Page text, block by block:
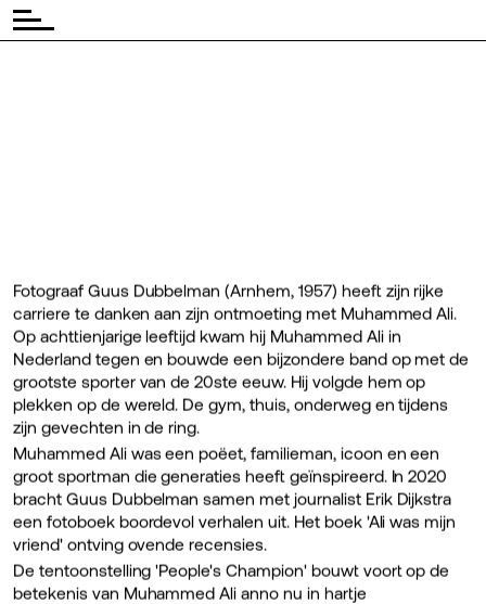
Fotograaf Guus Dubbelman (Arnhem, 1957) heeft zijn rijke
carriere te danken aan zijn ontmoeting met Muhammed Ali.
Op achttienjarige leeftijd kwam hij Muhammed Ali in
Nederland tegen en bouwde een bijzondere band op met de
grootste sporter van de 20ste eeuw. Hij volgde hem op
plekken op de wereld. De gym, thuis, onderweg en tijdens
zijn gevechten in de ring.
Muhammed Ali was een poëet, familieman, icoon en een
groot sportman die generaties heeft geïnspireerd. In 2020
bracht Guus Dubbelman samen met journalist Erik Dijkstra
een fotoboek boordevol verhalen uit. Het boek 'Ali was mijn
vriend' ontving ovende recensies.
De tentoonstelling 'People's Champion' bouwt voort op de
betekenis van Muhammed Ali anno nu in hartje